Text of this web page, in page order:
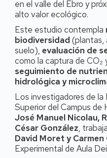
en el valle del Ebro y
alto valor ecológico.
Este estudio contempla
biodiversidad (plantas,
suelo), evaluación de
como la captura de CO₂
seguimiento de
hidrológica y
Los investigadores de la
Superior del Campus de
José Manuel Nicolau,
César González,
David Moret y
Experimental de Aula